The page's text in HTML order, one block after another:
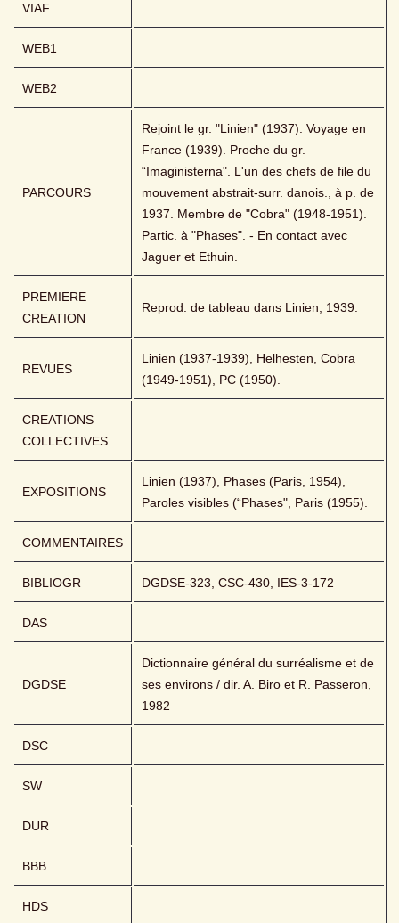
VIAF
WEB1
WEB2
PARCOURS
Rejoint le gr. "Linien" (1937). Voyage en
France (1939). Proche du gr.
“Imaginisterna". L'un des chefs de file du
mouvement abstrait-surr. danois., à p. de
1937. Membre de "Cobra" (1948-1951).
Partic. à "Phases". - En contact avec
Jaguer et Ethuin.
PREMIERE
CREATION
Reprod. de tableau dans Linien, 1939.
REVUES
Linien (1937-1939), Helhesten, Cobra
(1949-1951), PC (1950).
CREATIONS
COLLECTIVES
EXPOSITIONS
Linien (1937), Phases (Paris, 1954),
Paroles visibles (“Phases", Paris (1955).
COMMENTAIRES
BIBLIOGR DGDSE-323, CSC-430, IES-3-172
DAS
DGDSE
Dictionnaire général du surréalisme et de
ses environs / dir. A. Biro et R. Passeron,
1982
DSC
SW
DUR
BBB
HDS